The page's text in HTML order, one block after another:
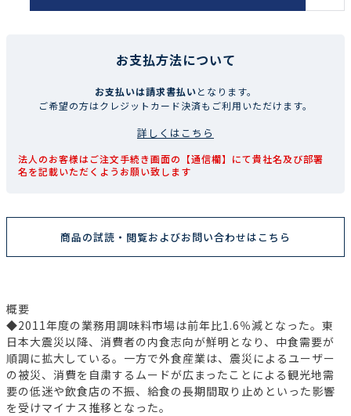
お支払方法について
お支払いは請求書払いとなります。
ご希望の方はクレジットカード決済もご利用いただけます。
詳しくはこちら
法人のお客様はご注文手続き画面の【通信欄】にて貴社名及び部署
名を記載いただくようお願い致します
商品の試読・閲覧およびお問い合わせはこちら
概要
◆2011年度の業務用調味料市場は前年比1.6％減となった。東
日本大震災以降、消費者の内食志向が鮮明となり、中食需要が
順調に拡大している。一方で外食産業は、震災によるユーザー
の被災、消費を自粛するムードが広まったことによる観光地需
要の低迷や飲食店の不振、給食の長期間取り止めといった影響
を受けマイナス推移となった。